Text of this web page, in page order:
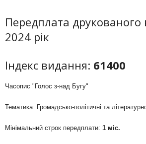
Передплата
2024 рік
Індекс видання: 61400
Часопис "Голос з-над Бугу"
Тематика: Громадсько-політичні та
Мінімальний строк передплати: 1 міс.